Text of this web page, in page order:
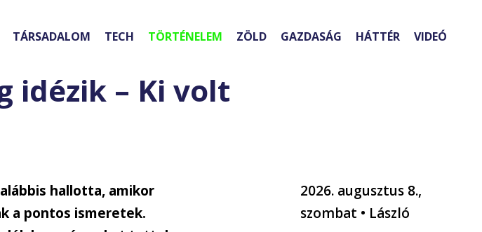
TÁRSADALOM TECH TÖRTÉNELEM ZÖLD GAZDASÁG HÁTTÉR VIDEÓ
idézik – Ki volt
hallotta, amikor
a pontos ismeretek.
2026. augusztus 8.,
szombat • László